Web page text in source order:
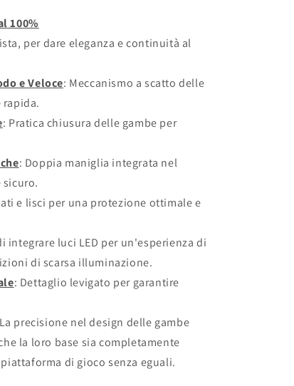
100%
per dare eleganza e continuità al
e Veloce: Meccanismo a scatto delle
rapida.
: Pratica chiusura delle gambe per
: Doppia maniglia integrata nel
e lisci per una protezione ottimale e
integrare luci LED per un'esperienza di
di scarsa illuminazione.
: Dettaglio levigato per garantire
precisione nel design delle gambe
la loro base sia completamente
di gioco senza eguali.